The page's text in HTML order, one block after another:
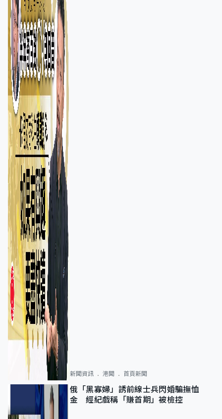
新聞資訊 港聞 首頁新聞
俄「黑寡婦」誘前線士兵閃婚騙撫恤
金 經紀戲稱「賺首期」被檢控